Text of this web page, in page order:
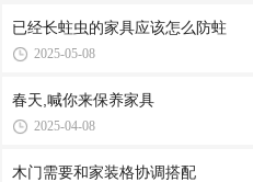
已经长蛀虫的家具应该怎么防蛀
2025-05-08
春天,喊你来保养家具
2025-04-08
木门需要和家装格协调搭配